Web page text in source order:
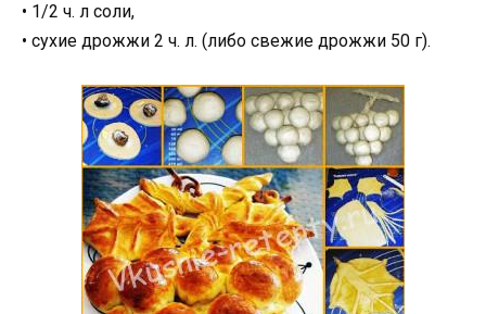
• 1/2 ч. л соли,
• сухие дрожжи 2 ч. л. (либо свежие дрожжи 50 г).